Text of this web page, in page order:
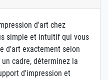
d'art chez
simple et intuitif qui vous
d'art exactement selon
cadre, déterminez la
d'impression et